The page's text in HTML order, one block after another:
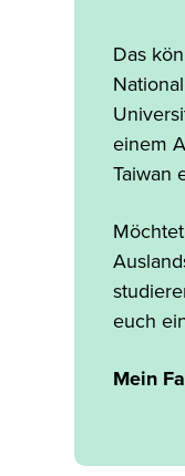
Das
einem
Taiwan
euch
Mein